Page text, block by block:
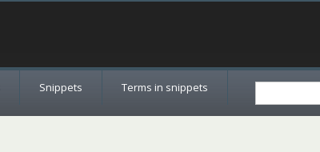
Search
Snippets Terms in snippets